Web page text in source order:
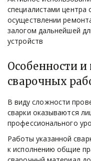
специалистами центра
осуществлении
залогом дальнейшей
устройств
Особенности
сварочных
В виду сложности
сварки оказываются
профессионального
Работы указанной
к исполнению общие